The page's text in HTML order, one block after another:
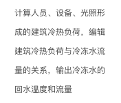
计算人员、设备、光照形
成的建筑冷热负荷，编辑
建筑冷热负荷与冷冻水流
量的关系，输出冷冻水的
回水温度和流量